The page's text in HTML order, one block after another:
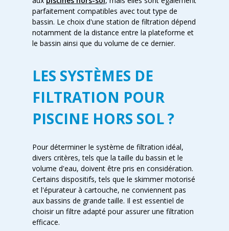
parfaitement compatibles avec tout type de
bassin. Le choix d'une station de filtration dépend
notamment de la distance entre la plateforme et
le bassin ainsi que du volume de ce dernier.
LES SYSTÈMES DE
FILTRATION POUR
PISCINE HORS SOL ?
Pour déterminer le système de filtration idéal,
divers critères, tels que la taille du bassin et le
volume d'eau, doivent être pris en considération.
Certains dispositifs, tels que le skimmer motorisé
et l'épurateur à cartouche, ne conviennent pas
aux bassins de grande taille. Il est essentiel de
choisir un filtre adapté pour assurer une filtration
efficace.